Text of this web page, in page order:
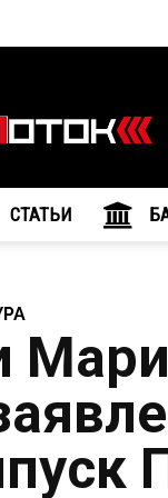
"МедиаПоток"
CТАТЬИ